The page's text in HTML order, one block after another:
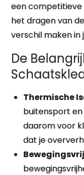
een competitieve
het dragen van
verschil maken in
De
Thermische
buitensport en
daarom voor
dat je